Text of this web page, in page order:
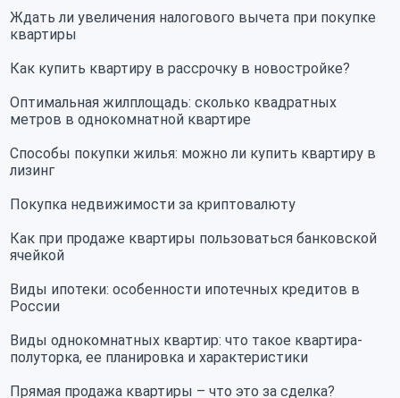
Ждать ли увеличения налогового вычета при покупке
квартиры
Как купить квартиру в рассрочку в новостройке?
Оптимальная жилплощадь: сколько квадратных
метров в однокомнатной квартире
Способы покупки жилья: можно ли купить квартиру в
лизинг
Покупка недвижимости за криптовалюту
Как при продаже квартиры пользоваться банковской
ячейкой
Виды ипотеки: особенности ипотечных кредитов в
России
Виды однокомнатных квартир: что такое квартира-
полуторка, ее планировка и характеристики
Прямая продажа квартиры – что это за сделка?